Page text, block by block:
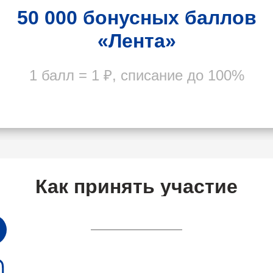
50 000 бонусных баллов
«Лента»
1 балл = 1 ₽, списание до 100%
Как принять участие